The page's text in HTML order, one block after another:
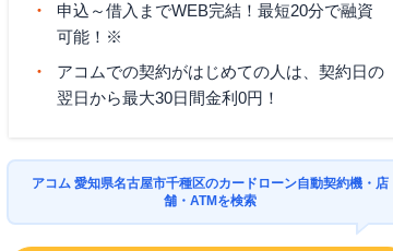
申込～借入までWEB完結！最短20分で融資
可能！※
アコムでの契約がはじめての人は、契約日の
翌日から最大30日間金利0円！
アコム 愛知県名古屋市千種区のカードローン自動契約機・店
舗・ATMを検索